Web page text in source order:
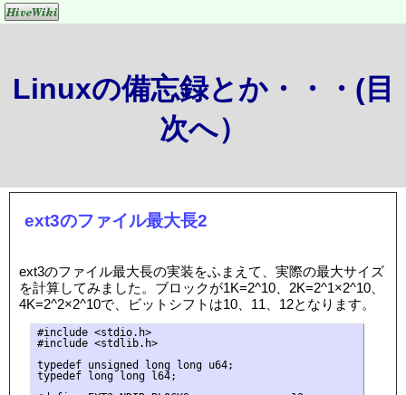
Linuxの備忘録とか・・・(目
次へ）
ext3のファイル最大長2
ext3のファイル最大長の実装をふまえて、実際の最大サイズ
を計算してみました。ブロックが1K=2^10、2K=2^1×2^10、
4K=2^2×2^10で、ビットシフトは10、11、12となります。
#include <stdio.h>
#include <stdlib.h>
typedef unsigned long long u64;
typedef long long l64;